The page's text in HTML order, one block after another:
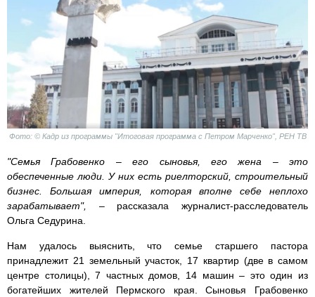
Фото: © Кадр из программы "Итоговая программа с Петром Марченко", РЕН ТВ
"Семья Грабовенко – его сыновья, его жена – это
обеспеченные люди. У них есть риелторский, строительный
бизнес. Большая империя, которая вполне себе неплохо
зарабатывает",
– рассказала журналист-расследователь
Ольга Седурина.
Нам удалось выяснить, что семье старшего пастора
принадлежит 21 земельный участок, 17 квартир (две в самом
центре столицы), 7 частных домов, 14 машин – это один из
богатейших жителей Пермского края. Сыновья Грабовенко